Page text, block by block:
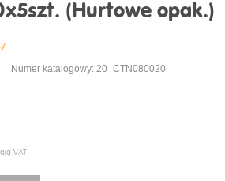
(Hurtowe opak.)
Numer katalogowy: 20_CTN080020